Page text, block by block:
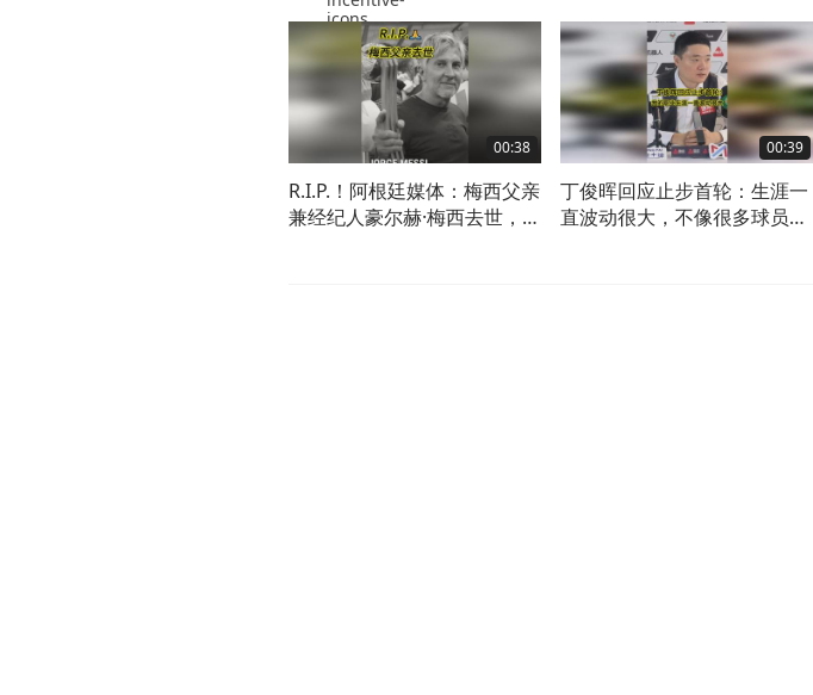
00:38
R.I.P.！阿根廷媒体：梅西父亲
兼经纪人豪尔赫·梅西去世，享
00:39
丁俊晖回应止步首轮：生涯一
直波动很大，不像很多球员能